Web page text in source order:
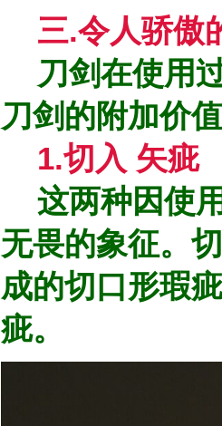
三.令人骄傲
刀剑在使用
刀剑的附加价
1.切入 矢疵
这两种因使
无畏的象征。
成的切口形瑕
疵。